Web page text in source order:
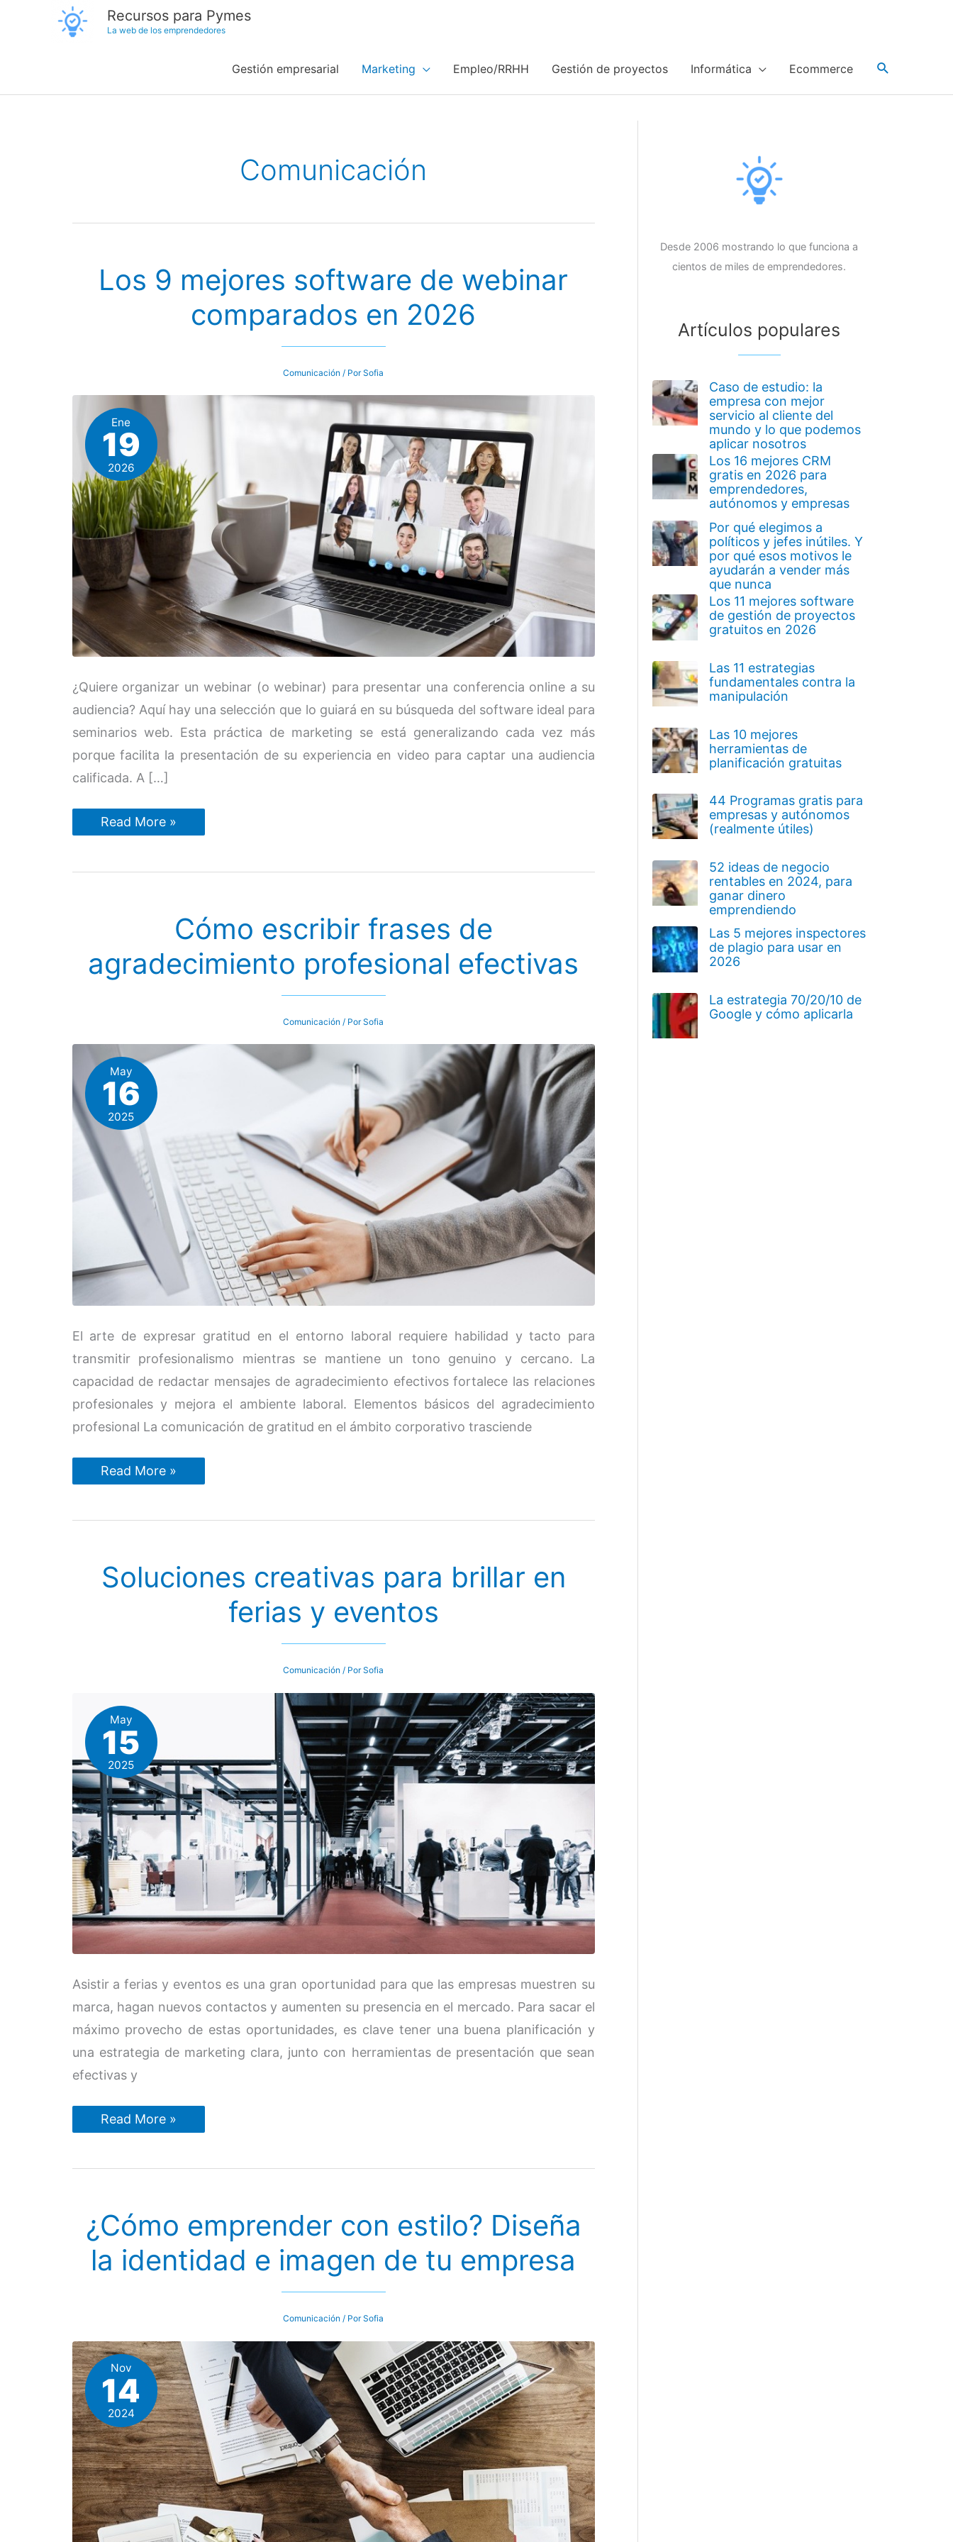
Recursos para Pymes
La web de los emprendedores
Gestión empresarial Marketing Empleo/RRHH Gestión de proyectos Informática Ecommerce
Comunicación
Los 9 mejores software de webinar
comparados en 2026
Comunicación / PorSofia
Ene
19
2026
¿Quiere organizar un webinar (o webinar) para presentar una conferencia online a su
audiencia? Aquí hay una selección que lo guiará en su búsqueda del software ideal para
seminarios web. Esta práctica de marketing se está generalizando cada vez más
porque facilita la presentación de su experiencia en video para captar una audiencia
calificada. A […]
Los
9
de
Read More »
Cómo escribir frases de
agradecimiento profesional efectivas
Comunicación / PorSofia
May
16
2025
El arte de expresar gratitud en el entorno laboral requiere habilidad y tacto para
transmitir profesionalismo mientras se mantiene un tono genuino y cercano. La
capacidad de redactar mensajes de agradecimiento efectivos fortalece las relaciones
profesionales y mejora el ambiente laboral. Elementos básicos del agradecimiento
profesional La comunicación de gratitud en el ámbito corporativo trasciende
Cómo
escribir
agradecimiento
Read More »
Soluciones creativas para brillar en
ferias y eventos
Comunicación / PorSofia
May
15
2025
Asistir a ferias y eventos es una gran oportunidad para que las empresas muestren su
marca, hagan nuevos contactos y aumenten su presencia en el mercado. Para sacar el
máximo provecho de estas oportunidades, es clave tener una buena planificación y
una estrategia de marketing clara, junto con herramientas de presentación que sean
efectivas y
Soluciones
creativas
en
Read More »
¿Cómo emprender con estilo? Diseña
la identidad e imagen de tu empresa
Comunicación / PorSofia
Nov
14
2024
Desde 2006 mostrando lo que funciona a
cientos de miles de emprendedores.
Artículos populares
Caso de estudio: la
empresa con mejor
servicio al cliente del
mundo y lo que podemos
aplicar nosotros
Los 16 mejores CRM
gratis en 2026 para
emprendedores,
autónomos y empresas
Por qué elegimos a
políticos y jefes inútiles. Y
por qué esos motivos le
ayudarán a vender más
que nunca
Los 11 mejores software
de gestión de proyectos
gratuitos en 2026
Las 11 estrategias
fundamentales contra la
manipulación
Las 10 mejores
herramientas de
planificación gratuitas
44 Programas gratis para
empresas y autónomos
(realmente útiles)
52 ideas de negocio
rentables en 2024, para
ganar dinero
emprendiendo
Las 5 mejores inspectores
de plagio para usar en
2026
La estrategia 70/20/10 de
Google y cómo aplicarla